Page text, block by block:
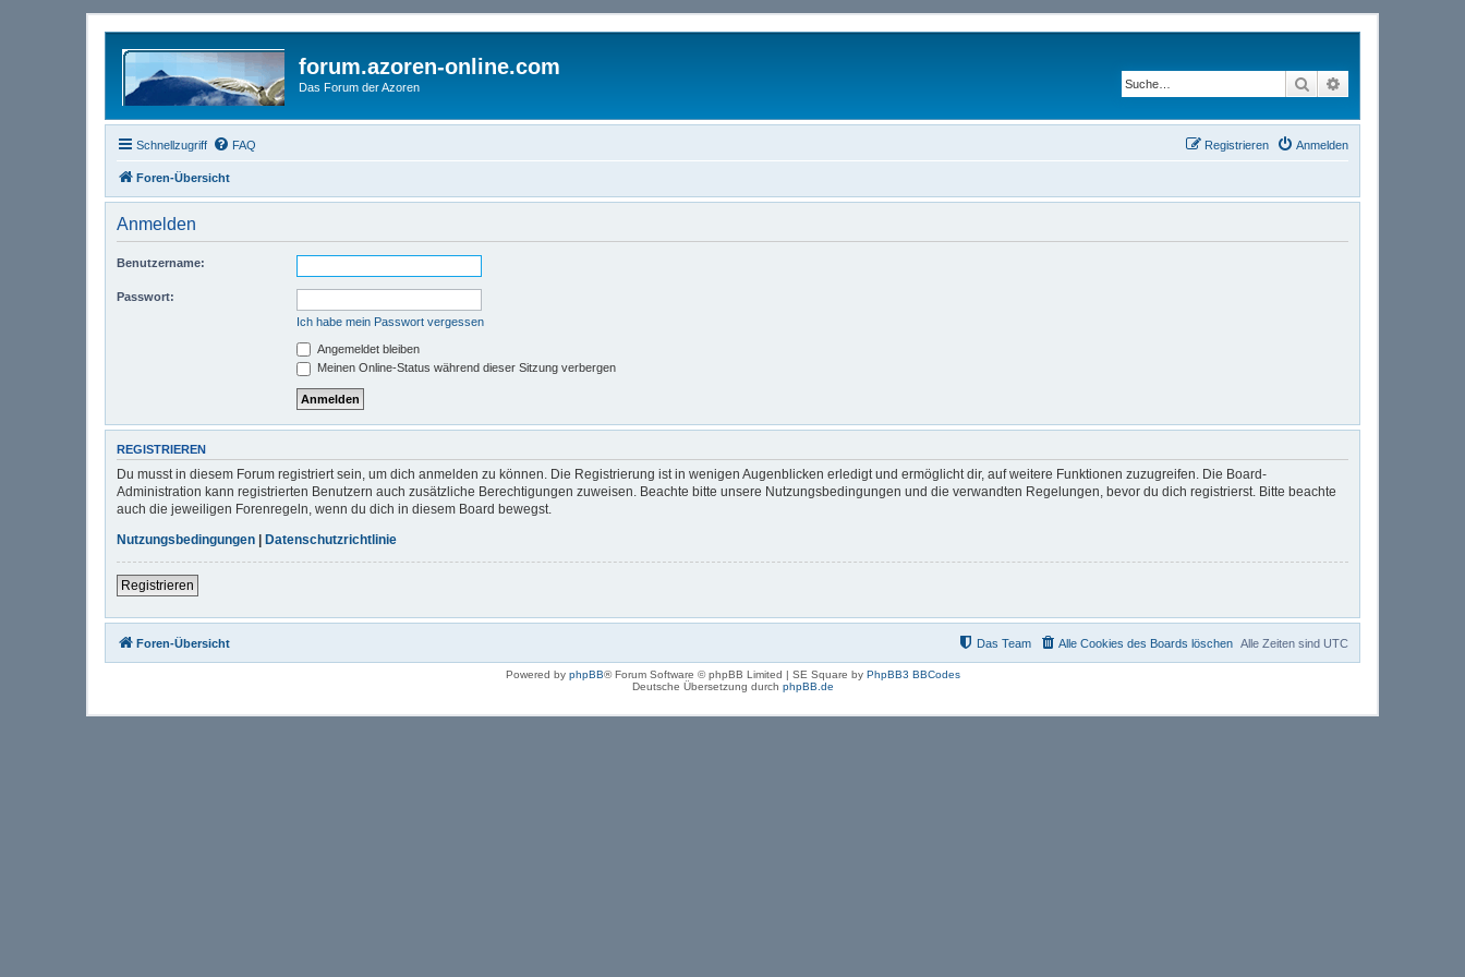
forum.azoren-online.com
Das Forum der Azoren Suche
Schnellzugriff FAQ Anmelden
Registrieren
Foren-Übersicht
Anmelden
Benutzername:
Passwort:
Ich habe mein Passwort vergessen
Angemeldet bleiben
Meinen Online-Status während dieser Sitzung verbergen
REGISTRIEREN
Du musst in diesem Forum registriert sein, um dich anmelden zu können. Die Registrierung ist in wenigen Augenblicken erledigt und ermöglicht dir, auf weitere Funktionen zuzugreifen. Die Board-
Administration kann registrierten Benutzern auch zusätzliche Berechtigungen zuweisen. Beachte bitte unsere Nutzungsbedingungen und die verwandten Regelungen, bevor du dich registrierst. Bitte beachte
auch die jeweiligen Forenregeln, wenn du dich in diesem Board bewegst.
Nutzungsbedingungen
Datenschutzrichtlinie
Registrieren
Foren-Übersicht Alle Zeiten sind UTC
Alle Cookies des Boards löschen
Das Team
Powered by phpBB® Forum Software © phpBB Limited | SE Square by PhpBB3 BBCodes
Deutsche Übersetzung durch phpBB.de